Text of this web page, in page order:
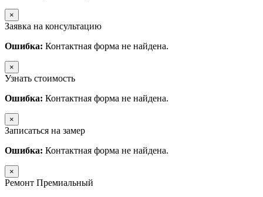
×
Заявка на консультацию
Ошибка: Контактная форма не найдена.
×
Узнать стоимость
Ошибка: Контактная форма не найдена.
×
Записаться на замер
Ошибка: Контактная форма не найдена.
×
Ремонт Премиальный